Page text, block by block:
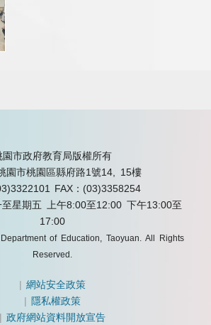
園市政府教育局版權所有
園市桃園區縣府路1號14, 15樓
FAX：(03)3358254
至星期五 上午8:00至12:00 下午13:00至
17:00
of Education, Taoyuan. All Rights
Reserved.
|網站安全政策
| 隱私權政策
|政府網站資料開放宣告